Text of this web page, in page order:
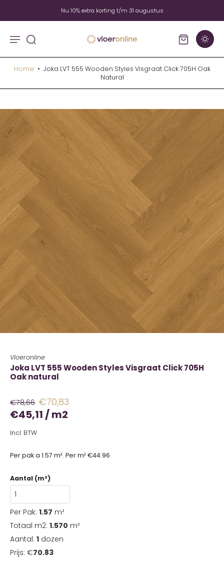
Nu 10% extra korting t/m 31 augustus
Home • Joka LVT 555 Wooden Styles Visgraat Click 705H Oak
Natural
Vloeronline
Joka LVT 555 Wooden Styles Visgraat Click 705H
Oak natural
€78,66 €70,83
€45,11 /m2
Incl. BTW
Per pak a 1.57 m². Per m² €44.96
Aantal (m²)
Per Pak: 1.57 m²
Totaal m2: 1.570 m²
Aantal: 1 dozen
Prijs: €70.83